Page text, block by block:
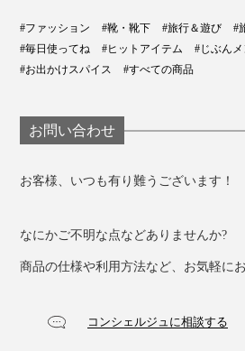
#ファッション #靴・靴下 #旅行＆遊び
#
#毎日使ってね
#ヒットアイテム
#じぶん
#お出かけスパイス
#すべての商品
お問い合わせ
お客様、いつも有り難うございます！
なにかご不明な点などありませんか?
商品の仕様や利用方法など、お気軽に
コンシェルジュに相談する